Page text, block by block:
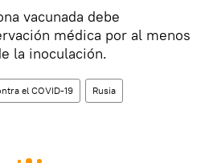
vacunada debe
médica por al menos
la inoculación.
el COVID-19 Rusia